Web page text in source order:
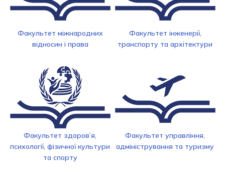
Факультет міжнародних
відносин і права
Факультет здоров’я,
психології, фізичної культури
та спорту
Факультет інженерії,
транспорту та архітектури
Факультет управління,
адміністрування та туризму